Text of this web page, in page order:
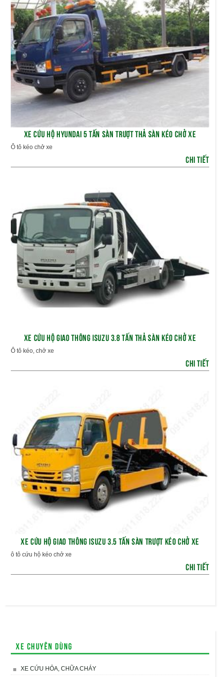
XE CỨU HỘ HYUNDAI 5 TẤN SÀN TRƯỢT THẢ SÀN KÉO CHỞ XE
Ô tô kéo chở xe
CHI TIẾT
XE CỨU HỘ GIAO THÔNG ISUZU 3.8 TẤN THẢ SÀN KÉO CHỞ XE
Ô tô kéo, chở xe
CHI TIẾT
XE CỨU HỘ GIAO THÔNG ISUZU 3.5 TẤN SÀN TRƯỢT KÉO CHỞ XE
ô tô cứu hộ kéo chở xe
CHI TIẾT
Xe chuyên dùng
XE CỨU HỎA, CHỮA CHÁY